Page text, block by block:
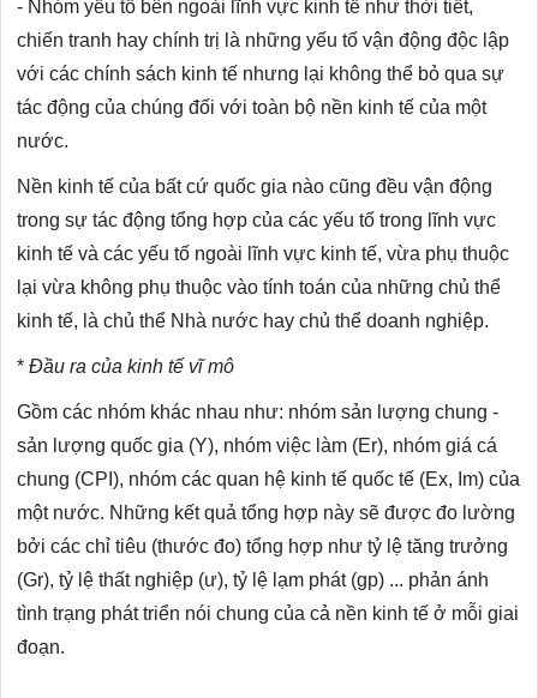
- Nhóm yếu tố bên ngoài lĩnh vực kinh tế như thời tiết,
chiến tranh hay chính trị là những yếu tố vận động độc lập
với các chính sách kinh tế nhưng lại không thể bỏ qua sự
tác động của chúng đối với toàn bộ nền kinh tế của một
nước.
Nền kinh tế của bất cứ quốc gia nào cũng đều vận động
trong sự tác động tổng hợp của các yếu tố trong lĩnh vực
kinh tế và các yếu tố ngoài lĩnh vực kinh tế, vừa phụ thuộc
lại vừa không phụ thuộc vào tính toán của những chủ thể
kinh tế, là chủ thể Nhà nước hay chủ thể doanh nghiệp.
*Đầu ra của kinh tế vĩ mô
Gồm các nhóm khác nhau như: nhóm sản lượng chung -
sản lượng quốc gia (Y), nhóm việc làm (Er), nhóm giá cá
chung (CPI), nhóm các quan hệ kinh tế quốc tế (Ex, Im) của
một nước. Những kết quả tổng hợp này sẽ được đo lường
bởi các chỉ tiêu (thước đo) tổng hợp như tỷ lệ tăng trưởng
(Gr), tỷ lệ thất nghiệp (ư), tỷ lệ lạm phát (gp) ... phản ánh
tình trạng phát triển nói chung của cả nền kinh tế ở mỗi giai
đoạn.